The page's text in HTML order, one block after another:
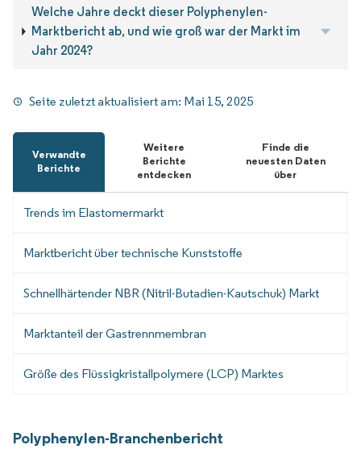
Welche Jahre deckt dieser Polyphenylen-
Marktbericht ab, und wie groß war der Markt im
Jahr 2024?
Seite zuletzt aktualisiert am: Mai 15, 2025
Verwandte
Berichte
Weitere
Berichte
entdecken
Finde die
neuesten Daten
über
Trends im Elastomermarkt
Marktbericht über technische Kunststoffe
Schnellhärtender NBR (Nitril-Butadien-Kautschuk) Markt
Marktanteil der Gastrennmembran
Größe des Flüssigkristallpolymere (LCP) Marktes
Polyphenylen-Branchenbericht